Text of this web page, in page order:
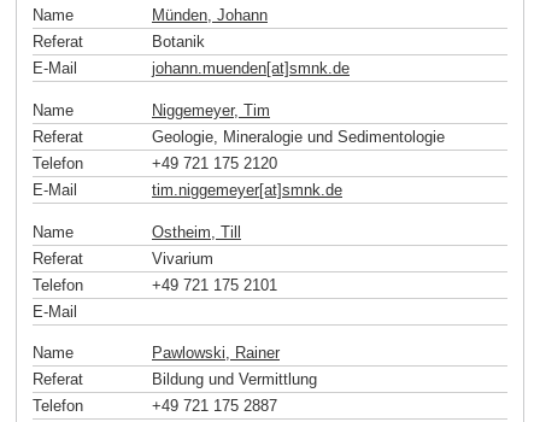
Name
Münden, Johann
Referat
Botanik
E-Mail
johann.muenden[at]smnk.de
Name
Niggemeyer, Tim
Referat
Geologie, Mineralogie und Sedimentologie
Telefon
+49 721 175 2120
E-Mail
tim.niggemeyer[at]smnk de
Name
Ostheim, Till
Referat
Vivarium
Telefon
+49 721 175 2101
E-Mail
Name
Pawlowski, Rainer
Referat
Bildung und Vermittlung
Telefon
+49 721 175 2887